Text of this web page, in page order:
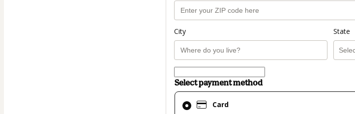
City State
Select payment method
Card
Card
selected